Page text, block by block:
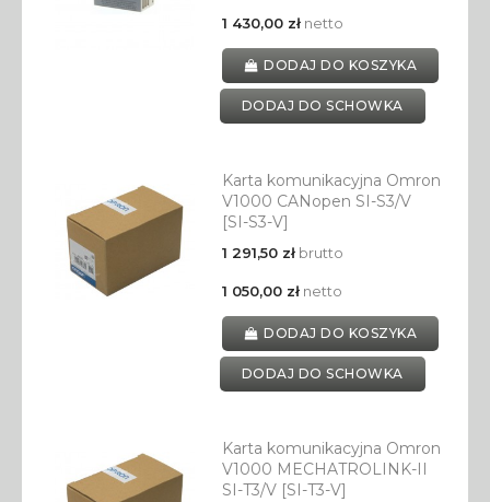
1 430,00 złnetto
DODAJ DO KOSZYKA
DODAJ DO SCHOWKA
Karta komunikacyjna Omron
V1000 CANopen SI-S3/V
[SI-S3-V]
1 291,50 złbrutto
1 050,00 złnetto
DODAJ DO KOSZYKA
DODAJ DO SCHOWKA
Karta komunikacyjna Omron
V1000 MECHATROLINK-II
SI-T3/V [SI-T3-V]